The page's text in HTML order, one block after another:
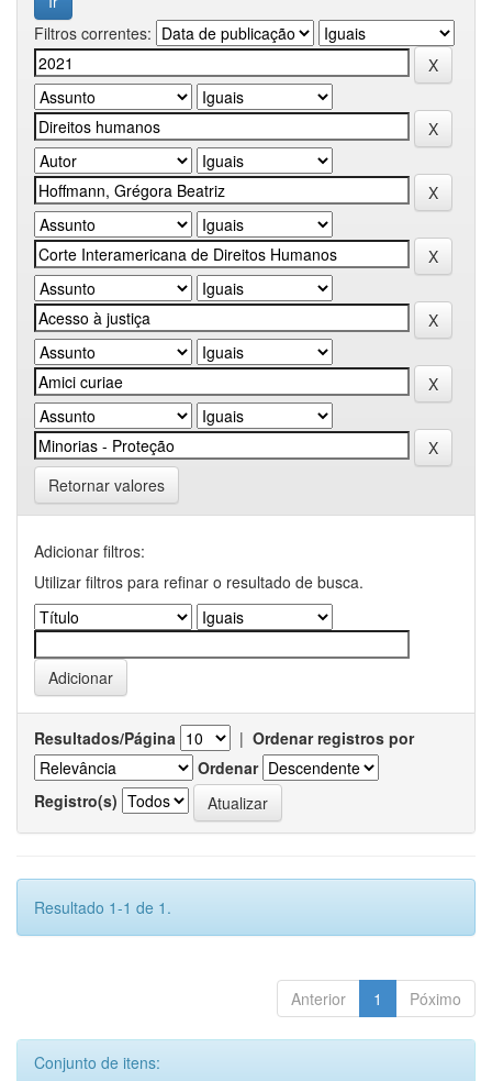
Filtros correntes:
Retornar valores
Adicionar filtros:
Utilizar filtros para refinar o resultado de busca.
Resultados/Página | Ordenar registros por
Ordenar
Registro(s)
Resultado 1-1 de 1.
Anterior 1 Póximo
Conjunto de itens: